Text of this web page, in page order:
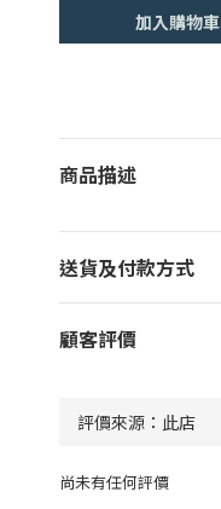
加入購物車
商品描述
送貨及付款方式
顧客評價
尚未有任何評價